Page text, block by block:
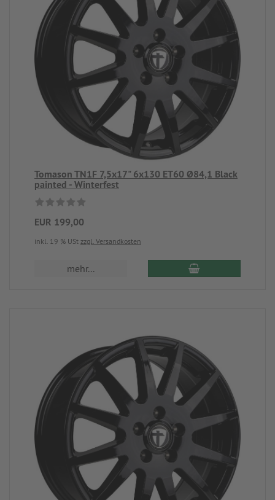
Tomason TN1F 7,5x17" 6x130 ET60 Ø84,1 Black
painted - Winterfest
EUR 199,00
inkl. 19 % USt zzgl. Versandkosten
mehr...